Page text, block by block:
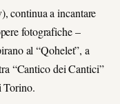
continua a incantare
fotografiche –
al “Qohelet”, a
“Cantico dei Cantici”
Torino.